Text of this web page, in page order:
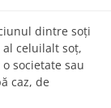
dintre soți
celuilalt soț,
societate sau
caz, de